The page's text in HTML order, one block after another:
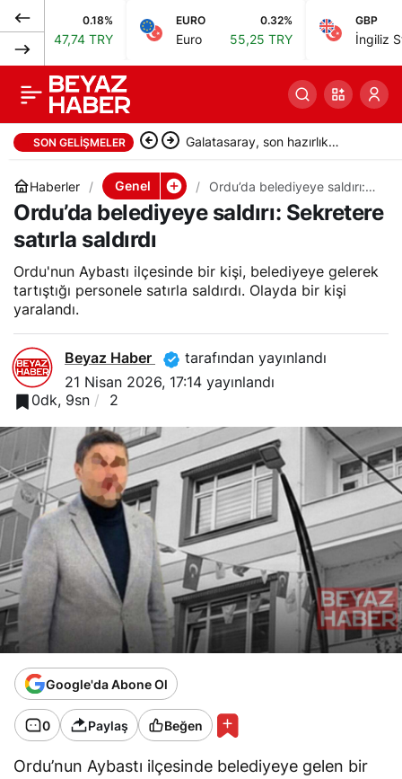
47,74 TRY
EURO
Euro 55,25 TRY
GBP
İngiliz Sterlini
SON GELIŞMELER Galatasaray, son hazırlık
Haberler Genel
Ordu’da belediyeye saldırı:
Sekretere satırla saldırdı
Ordu’da belediyeye saldırı: Sekretere
satırla saldırdı
Ordu'nun Aybastı ilçesinde bir kişi, belediyeye gelerek
tartıştığı personele satırla saldırdı. Olayda bir kişi
yaralandı.
Beyaz Haber
tarafından yayınlandı
21 Nisan 2026, 17:14 yayınlandı
0dk, 9sn
2
Google'da Abone Ol
0 Paylaş Beğen
Ordu’nun Aybastı ilçesinde belediyeye gelen bir
Diyarbakır’da Ergün
Arslan’ı dövdüler,
bıçakladılar,
Paylaş